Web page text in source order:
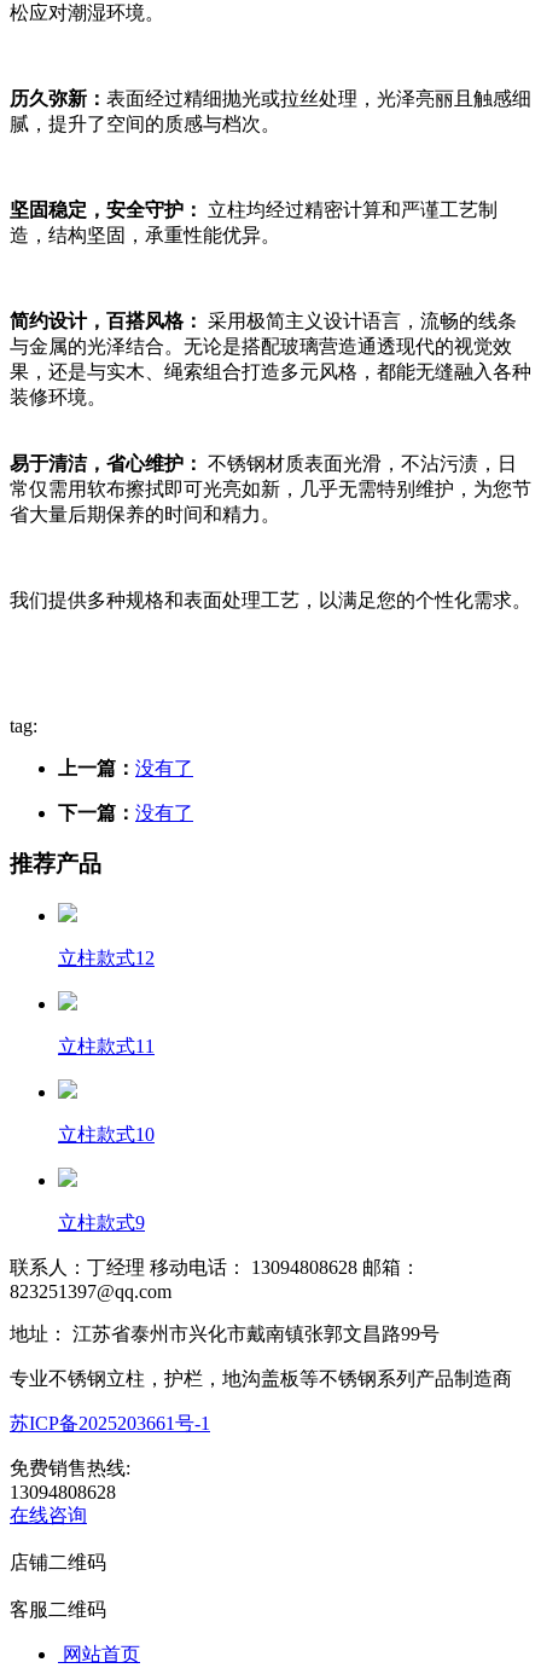
松应对潮湿环境。
历久弥新： 表面经过精细抛光或拉丝处理，光泽亮丽且触感细
腻，提升了空间的质感与档次。
坚固稳定，安全守护：
立柱均经过精密计算和严谨工艺制
造，结构坚固，承重性能优异。
简约设计，百搭风格： 采用极简主义设计语言，流畅的线条
与金属的光泽结合。无论是搭配玻璃营造通透现代的视觉效
果，还是与实木、绳索组合打造多元风格，都能无缝融入各种
装修环境。
易于清洁，省心维护： 不锈钢材质表面光滑，不沾污渍，日
常仅需用软布擦拭即可光亮如新，几乎无需特别维护，为您节
省大量后期保养的时间和精力。
我们提供多种规格和表面处理工艺，以满足您的个性化需求。
tag:
上一篇： 没有了
下一篇： 没有了
推荐产品
立柱款式12
立柱款式11
立柱款式10
立柱款式9
联系人：丁经理 移动电话： 13094808628 邮箱：
823251397@qq.com
地址： 江苏省泰州市兴化市戴南镇张郭文昌路99号
专业不锈钢立柱，护栏，地沟盖板等不锈钢系列产品制造商
苏ICP备2025203661号-1
免费销售热线:
13094808628
在线咨询
店铺二维码
客服二维码
网站首页